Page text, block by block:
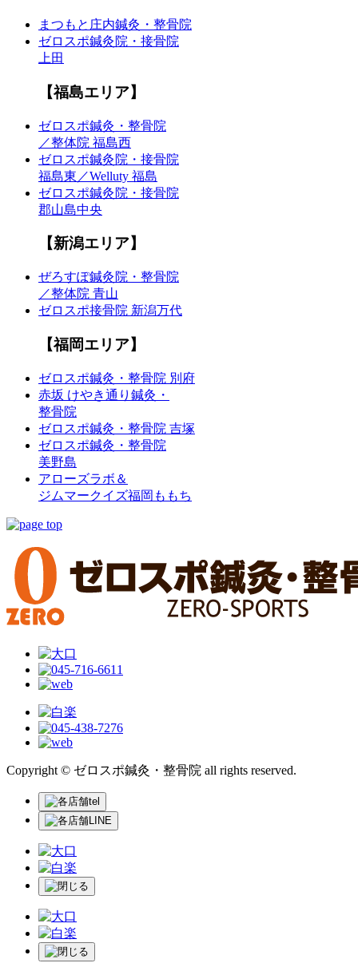
まつもと庄内鍼灸・整骨院
ゼロスポ鍼灸院・接骨院
上田
【福島エリア】
ゼロスポ鍼灸・整骨院
／整体院 福島西
ゼロスポ鍼灸院・接骨院
福島東／Welluty 福島
ゼロスポ鍼灸院・接骨院
郡山島中央
【新潟エリア】
ぜろすぽ鍼灸院・整骨院
／整体院 青山
ゼロスポ接骨院 新潟万代
【福岡エリア】
ゼロスポ鍼灸・整骨院 別府
赤坂 けやき通り鍼灸・
整骨院
ゼロスポ鍼灸・整骨院 吉塚
ゼロスポ鍼灸・整骨院
美野島
アローズラボ＆
ジムマークイズ福岡ももち
Copyright © ゼロスポ鍼灸・整骨院 all rights reserved.